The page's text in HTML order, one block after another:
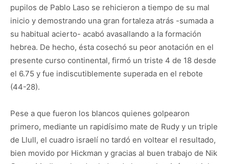
pupilos de Pablo Laso se rehicieron a tiempo de su mal
inicio y demostrando una gran fortaleza atrás -sumada a
su habitual acierto- acabó avasallando a la formación
hebrea. De hecho, ésta cosechó su peor anotación en el
presente curso continental, firmó un triste 4 de 18 desde
el 6.75 y fue indiscutiblemente superada en el rebote
(44-28).
Pese a que fueron los blancos quienes golpearon
primero, mediante un rapidísimo mate de Rudy y un triple
de Llull, el cuadro israelí no tardó en voltear el resultado,
bien movido por Hickman y gracias al buen trabajo de Nik